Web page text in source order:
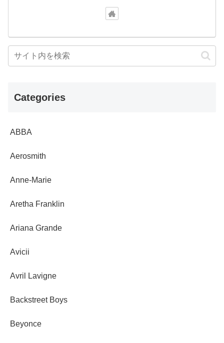
Categories
ABBA
Aerosmith
Anne-Marie
Aretha Franklin
Ariana Grande
Avicii
Avril Lavigne
Backstreet Boys
Beyonce